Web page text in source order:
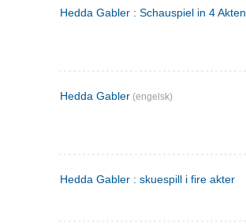
Hedda Gabler : Schauspiel in 4 Akten
Hedda Gabler (engelsk)
Hedda Gabler : skuespill i fire akter